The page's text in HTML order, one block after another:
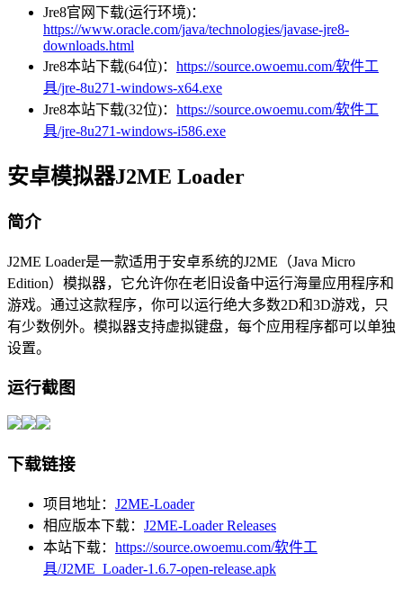
Jre8官网下载(运行环境)：
https://www.oracle.com/java/technologies/javase-jre8-
downloads.html
Jre8本站下载(64位)： https://source.owoemu.com/软件工
具/jre-8u271-windows-x64.exe
Jre8本站下载(32位)： https://source.owoemu.com/软件工
具/jre-8u271-windows-i586.exe
安卓模拟器J2ME Loader
简介
J2ME Loader是一款适用于安卓系统的J2ME（Java Micro
Edition）模拟器，它允许你在老旧设备中运行海量应用程序和
游戏。通过这款程序，你可以运行绝大多数2D和3D游戏，只
有少数例外。模拟器支持虚拟键盘，每个应用程序都可以单独
设置。
运行截图
下载链接
项目地址： J2ME-Loader
相应版本下载： J2ME-Loader Releases
本站下载： https://source.owoemu.com/软件工
具/J2ME_Loader-1.6.7-open-release.apk